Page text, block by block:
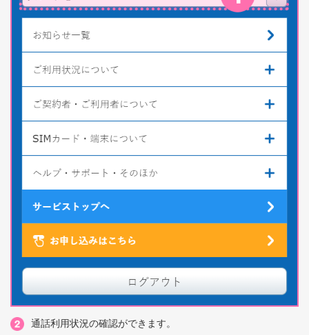
通話利用状況の確認ができます。